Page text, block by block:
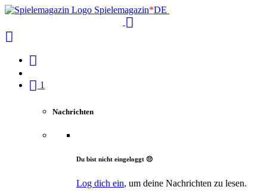
Spielemagazin*DE
1
Nachrichten
Du bist nicht eingeloggt 😔
Log dich ein, um deine Nachrichten zu lesen.